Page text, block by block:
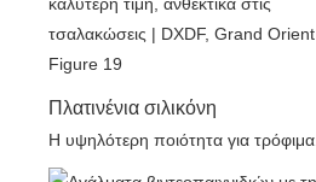
Πλατινένια σιλικόνη
Η υψηλότερη ποιότητα για τρόφιμα.